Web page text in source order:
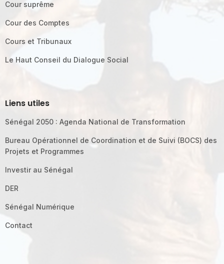
Cour suprême
Cour des Comptes
Cours et Tribunaux
Le Haut Conseil du Dialogue Social
Liens utiles
Sénégal 2050 : Agenda National de Transformation
Bureau Opérationnel de Coordination et de Suivi (BOCS) des
Projets et Programmes
Investir au Sénégal
DER
Sénégal Numérique
Contact